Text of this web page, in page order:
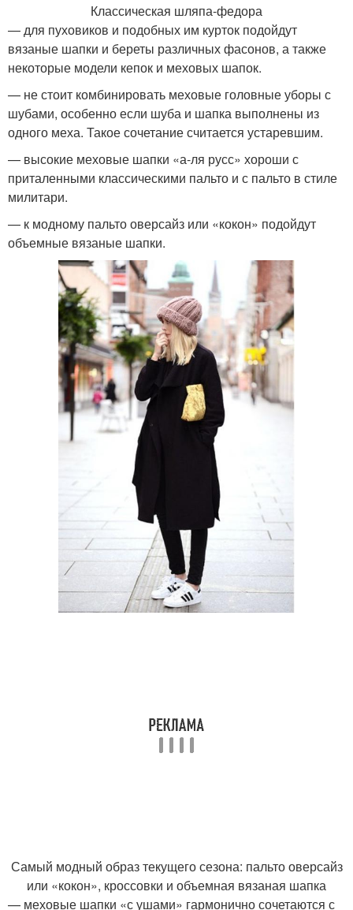
Классическая шляпа-федора
— для пуховиков и подобных им курток подойдут
вязаные шапки и береты различных фасонов, а также
некоторые модели кепок и меховых шапок.
— не стоит комбинировать меховые головные уборы с
шубами, особенно если шуба и шапка выполнены из
одного меха. Такое сочетание считается устаревшим.
— высокие меховые шапки «а-ля русс» хороши с
приталенными классическими пальто и с пальто в стиле
милитари.
— к модному пальто оверсайз или «кокон» подойдут
объемные вязаные шапки.
Самый модный образ текущего сезона: пальто оверсайз
или «кокон», кроссовки и объемная вязаная шапка
— меховые шапки «с ушами» гармонично сочетаются с